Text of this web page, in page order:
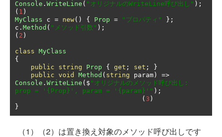
Console . WriteLine ( "オリジナルのWriteLine呼び出し" );
( 1 )
MyClass c = new() { Prop = "プロパティ"
};
c . Method ( "メソッド引数" );
( 2 )
class MyClass
{
public
string Prop { get ; set ;
}
public void Method ( string param )
=>
Console . WriteLine ( $ "オリジナルのメソッド呼び出し:
prop = '{Prop}', param = '{param}'" );
( 3 )
}
（1）（2）は置き換え対象のメソッド呼び出しです